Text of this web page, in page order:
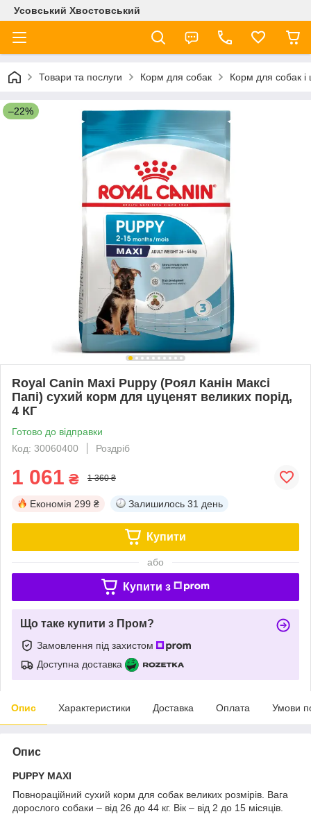
Усовський Хвостовський
Товари та послуги Корм для собак Корм для собак і
–22%
Royal Canin Maxi Puppy (Роял Канін Максі
Папі) сухий корм для цуценят великих порід,
4 КГ
Готово до відправки
Код: 30060400
Роздріб
1 061 ₴ 1 360 ₴
Економія 299 ₴ Залишилось 31 день
Купити
або
Купити з
Що таке купити з Пром?
Замовлення під захистом
Доступна доставка
Опис Характеристики Доставка Оплата Умови
Опис
PUPPY MAXI
Повнораційний сухий корм для собак великих розмірів. Вага
дорослого собаки – від 26 до 44 кг. Вік – від 2 до 15 місяців.